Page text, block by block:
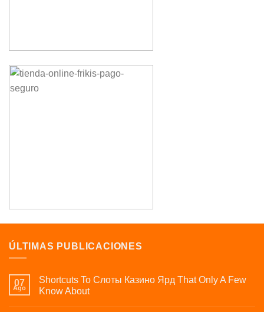
ÚLTIMAS PUBLICACIONES
07
Ago
Shortcuts To Слоты Казино Ярд That Only A Few
Know About